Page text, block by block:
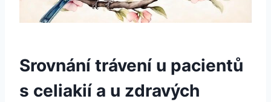
Srovnání trávení u pacientů
s celiakií a u zdravých